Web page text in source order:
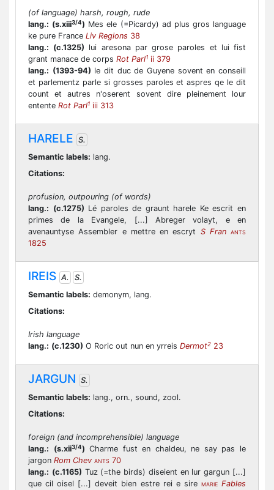
(of language) harsh, rough, rude
lang.: (s.xiii3/4) Mes ele (=Picardy) ad plus gros language
ke pure France Liv Regions 38
lang.: (c.1325) lui aresona par grose paroles et lui fist
grant manace de corps Rot Parl1 ii 379
lang.: (1393-94) le dit duc de Guyene sovent en conseill
et parlementz parle si grosses paroles et aspres qe le dit
count et autres n'oserent sovent dire pleinement lour
entente Rot Parl1 iii 313
HARELE S.
Semantic labels: lang.
Citations:
profusion, outpouring (of words)
lang.: (c.1275) Lé paroles de graunt harele Ke escrit en
primes de la Evangele, [...] Abreger volayt, e en
avenauntyse Assembler e mettre en escryt S Fran ANTS
1825
IREIS A.
S.
Semantic labels: demonym, lang.
Citations:
Irish language
lang.: (c.1230) O Roric out nun en yrreis Dermot2 23
JARGUN S.
Semantic labels: lang., orn., sound, zool.
Citations:
foreign (and incomprehensible) language
lang.:
(s.xii3/4) Charme fust en chaldeu, ne say pas le
jargon Rom Chev ANTS 70
lang.: (c.1165) Tuz (=the birds) diseient en lur gargun [...]
que cil oisel [...] deveit bien estre rei e sire MARIE Fables